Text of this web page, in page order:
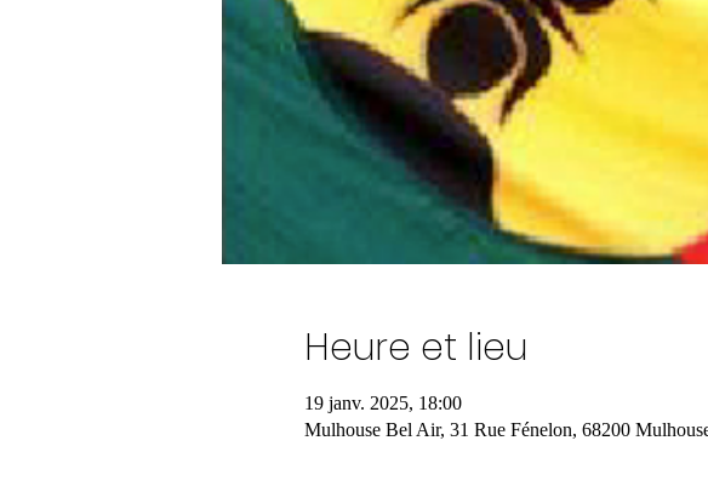
Heure et lieu
19 janv. 2025, 18:00
Mulhouse Bel Air, 31 Rue Fénelon, 68200